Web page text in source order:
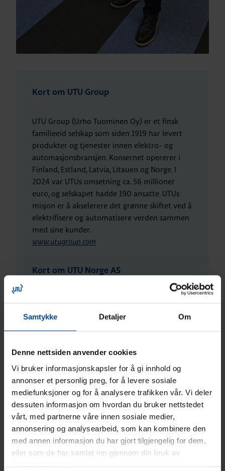
Samtykke Detaljer Om
Denne nettsiden anvender cookies
Vi bruker informasjonskapsler for å gi innhold og
annonser et personlig preg, for å levere sosiale
mediefunksjoner og for å analysere trafikken vår. Vi deler
dessuten informasjon om hvordan du bruker nettstedet
vårt, med partnerne våre innen sosiale medier,
annonsering og analysearbeid, som kan kombinere den
med annen informasjon du har gjort tilgjengelig for dem,
eller som de har samlet inn gjennom din bruk av
tjenestene deres.
Kort om UTU Group
UTU Group (Urho Tuominen Oy) er et finsk
familieeid selskap som siden 1919 har levert
produkter og tjenester innen elektro- og
automasjonsbransjen. Konsernet opererer i
Finland, Estland, Latvia, Litauen og Norge. I
2024 var UTUs omsetning ca. 56 millioner
euro, og selskapet hadde 190 ansatte. UTUs
misjon er å akselerere det grønne skiftet ved å
elektrifisere og automatisere verden sammen
med sine kunder.
www.utugroup.com
Kort om UTU Norge AS
oppkjøp av Hager Systemer AS i april 2019.
UTU Norge har en landsdekkende
produktspekter og tett samarbeid med alle
Vi er fortsatt den eksklusive leverandøren av
Hager materiell i Norge. Våre ansatte har høy
teknisk kompetanse og lang erfaring fra
elektrobransjen i Norge.
UTU Norge samarbeider med ledende
europeisk produsenter. Det gjør at vi kan